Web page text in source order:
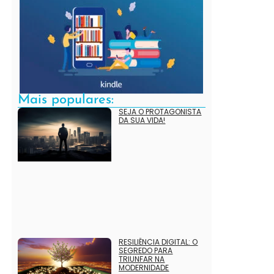
Mais populares:
SEJA O PROTAGONISTA
DA SUA VIDA!
RESILIÊNCIA DIGITAL: O
SEGREDO PARA
TRIUNFAR NA
MODERNIDADE